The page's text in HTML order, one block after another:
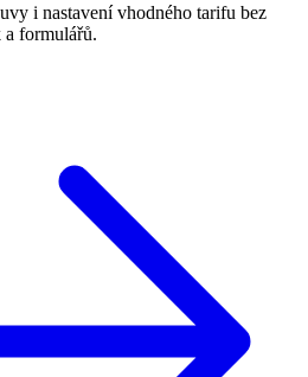
i nastavení vhodného tarifu bez
a formulářů.